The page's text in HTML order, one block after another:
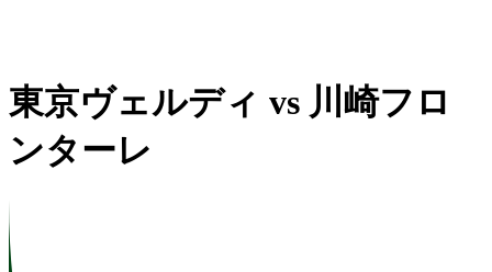
東京ヴェルディ vs 川崎フロ
ンターレ